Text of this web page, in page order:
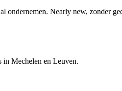
ondernemen. Nearly new, zonder
Mechelen en Leuven.